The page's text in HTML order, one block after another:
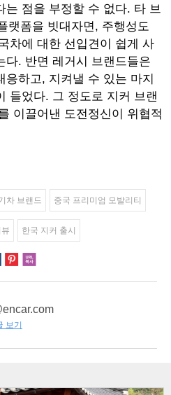
는 점을 부정할 수 없다. 타 브
랫폼을 빗대자면, 주행성도
차에 대한 선입견이 쉽게 사
다. 반면 레거시 브랜드들은
응하고, 지켜낼 수 있는 마지
들었다. 그 정도로 지커 브랜
이끌어낸 도전정신이 위협적
차 브랜드 중국 프리미엄 모발리티
한국 지커 출시
보기